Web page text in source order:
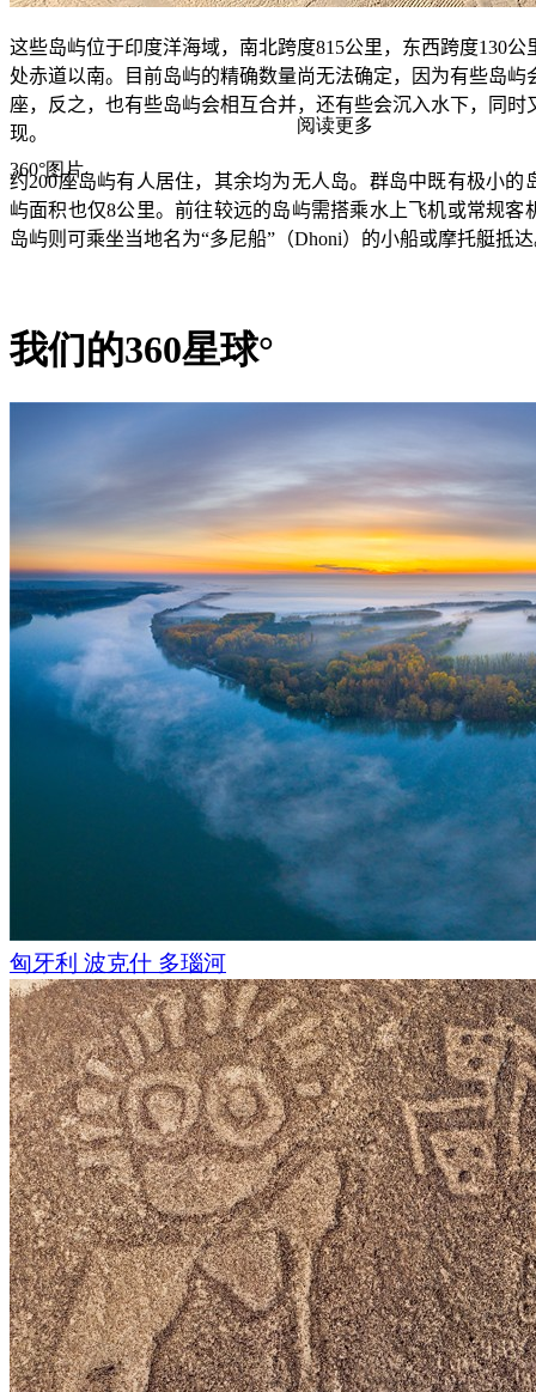
这些岛屿位于印度洋海域，南北跨度815公里，东西跨度130公
处赤道以南。目前岛屿的精确数量尚无法确定，因为有些岛屿
座，反之，也有些岛屿会相互合并，还有些会沉入水下，同时
现。
约200座岛屿有人居住，其余均为无人岛。群岛中既有极小的
屿面积也仅8公里。前往较远的岛屿需搭乘水上飞机或常规客
岛屿则可乘坐当地名为“多尼船” （Dhoni）的小船或摩托艇抵
请特殊许可，此外还需支付一定费用，而且夜晚必须返回酒店
顺带一提，马尔代夫还有一些与其他国际度假村不同的规定。
品与猪肉制品，游客也不得携带入境。不仅禁止袒胸晒日光浴
行为了），就连观看色情内容这种看似无关紧要的事也属违法
于当地占主导地位的伊斯兰教信仰。值得一提的是，马尔代夫
小的伊斯兰国家！
尽管国土面积不大，马尔代夫却极为重视生态保护。度假村常
阅读更多
360°图片
我们的360星球°
匈牙利 波克什 多瑙河